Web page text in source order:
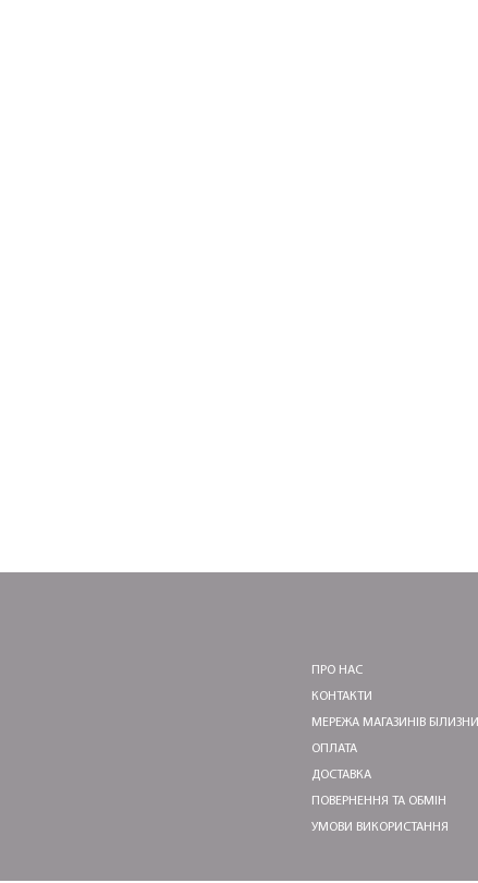
ПРО НАС
КОНТАКТИ
МЕРЕЖА МАГАЗИНІВ БІЛИЗНИ
ОПЛАТА
ДОСТАВКА
ПОВЕРНЕННЯ ТА ОБМІН
УМОВИ ВИКОРИСТАННЯ